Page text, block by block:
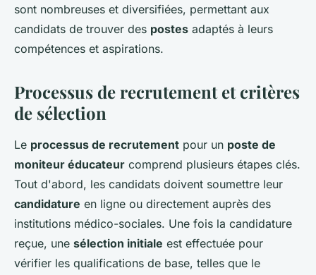
sont nombreuses et diversifiées, permettant aux
candidats de trouver des postes adaptés à leurs
compétences et aspirations.
Processus de recrutement et critères
de sélection
Le processus de recrutement pour un poste de
moniteur éducateur comprend plusieurs étapes clés.
Tout d'abord, les candidats doivent soumettre leur
candidature en ligne ou directement auprès des
institutions médico-sociales. Une fois la candidature
reçue, une sélection initiale est effectuée pour
vérifier les qualifications de base, telles que le